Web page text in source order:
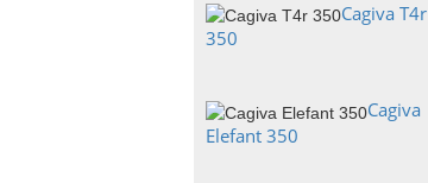
Cagiva T4r
350
Cagiva
Elefant 350